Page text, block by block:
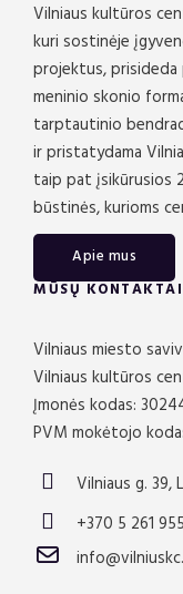
Vilniaus kultūros
kuri sostinėje
projektus,
meninio skonio
tarptautinio
ir pristatydama
taip pat įsikūrusios
būstinės, kurioms
Apie mus
MŪSŲ KONTAKTAI
Vilniaus miesto
Vilniaus kultūros
Įmonės kodas:
PVM mokėtojo
Vilniaus g. 39,
+370 5 261